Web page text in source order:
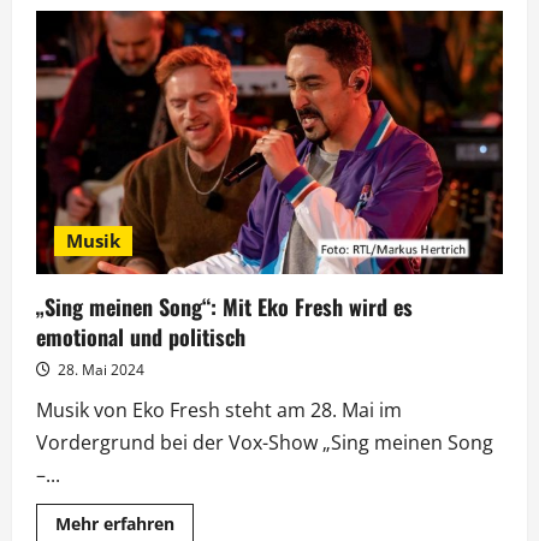
meinen
Song“
mit
Denalane-
Songs
und
Gast
Max
Herre
Musik
„Sing meinen Song“: Mit Eko Fresh wird es
emotional und politisch
28. Mai 2024
Musik von Eko Fresh steht am 28. Mai im
Vordergrund bei der Vox-Show „Sing meinen Song
–...
Mehr erfahrenMehr